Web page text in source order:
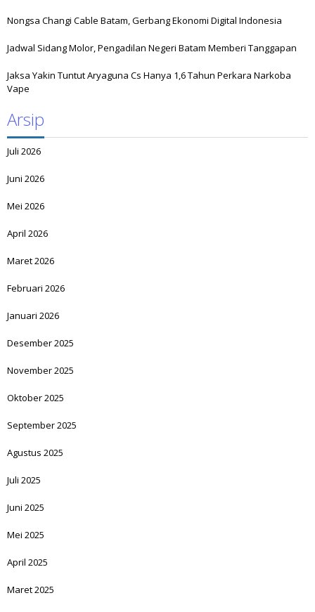
Nongsa Changi Cable Batam, Gerbang Ekonomi Digital Indonesia
Jadwal Sidang Molor, Pengadilan Negeri Batam Memberi Tanggapan
Jaksa Yakin Tuntut Aryaguna Cs Hanya 1,6 Tahun Perkara Narkoba
Vape
Arsip
Juli 2026
Juni 2026
Mei 2026
April 2026
Maret 2026
Februari 2026
Januari 2026
Desember 2025
November 2025
Oktober 2025
September 2025
Agustus 2025
Juli 2025
Juni 2025
Mei 2025
April 2025
Maret 2025